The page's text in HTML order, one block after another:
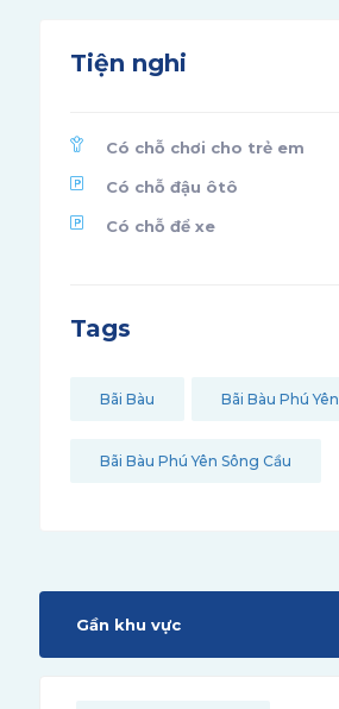
Tiện nghi
Có chỗ chơi cho trẻ em
Có chỗ đậu ôtô
Có chỗ để xe
Tags
Bãi Bàu Bãi Bàu Phú Yên
Bãi Bàu Phú Yên Sông Cầu
Gần khu vực